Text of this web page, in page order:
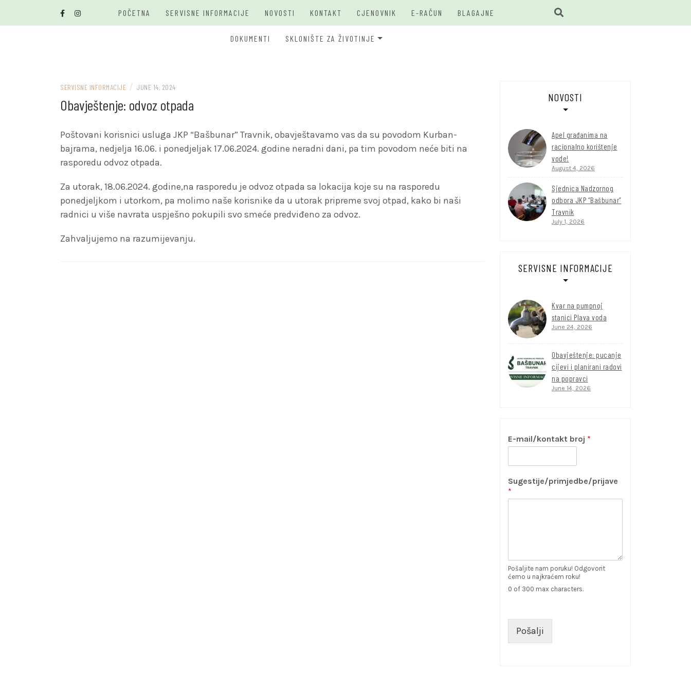
POČETNA SERVISNE INFORMACIJE NOVOSTI KONTAKT CJENOVNIK E-RAČUN BLAGAJNE
DOKUMENTI SKLONIŠTE ZA ŽIVOTINJE
SERVISNE INFORMACIJE / JUNE 14, 2024
Obavještenje: odvoz otpada
Poštovani korisnici usluga JKP “Bašbunar” Travnik, obavještavamo vas da su povodom Kurban-
bajrama, nedjelja 16.06. i ponedjeljak 17.06.2024. godine neradni dani, pa tim povodom neće biti na
rasporedu odvoz otpada.
Za utorak, 18.06.2024. godine,na rasporedu je odvoz otpada sa lokacija koje su na rasporedu
ponedjeljkom i utorkom, pa molimo naše korisnike da u utorak pripreme svoj otpad, kako bi naši
radnici u više navrata uspješno pokupili svo smeće predviđeno za odvoz.
Zahvaljujemo na razumijevanju.
NOVOSTI
Apel građanima na
racionalno korištenje
vode!
August 4, 2026
Sjednica Nadzornog
odbora JKP “Bašbunar”
Travnik
July 1, 2026
SERVISNE INFORMACIJE
Kvar na pumpnoj
stanici Plava voda
June 24, 2026
Obavještenje: pucanje
cijevi i planirani radovi
na popravci
June 14, 2026
E-mail/kontakt broj *
Sugestije/primjedbe/prijave
*
Pošaljite nam poruku! Odgovorit
ćemo u najkraćem roku!
0 of 300 max characters.
Pošalji